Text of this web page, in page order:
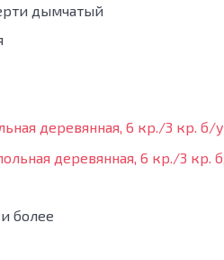
дымчатый
деревянная, 6 кр./3 кр. б/у
и более